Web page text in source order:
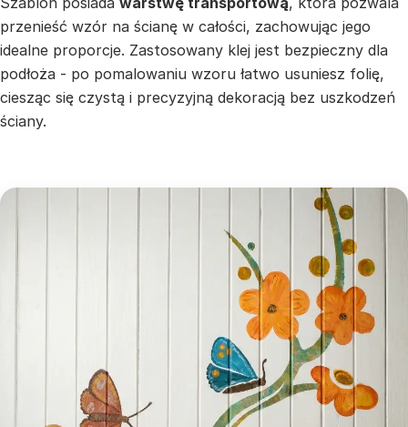
przenieść wzór na ścianę w całości, zachowując jego
idealne proporcje. Zastosowany klej jest bezpieczny dla
podłoża - po pomalowaniu wzoru łatwo usuniesz folię,
ciesząc się czystą i precyzyjną dekoracją bez uszkodzeń
ściany.